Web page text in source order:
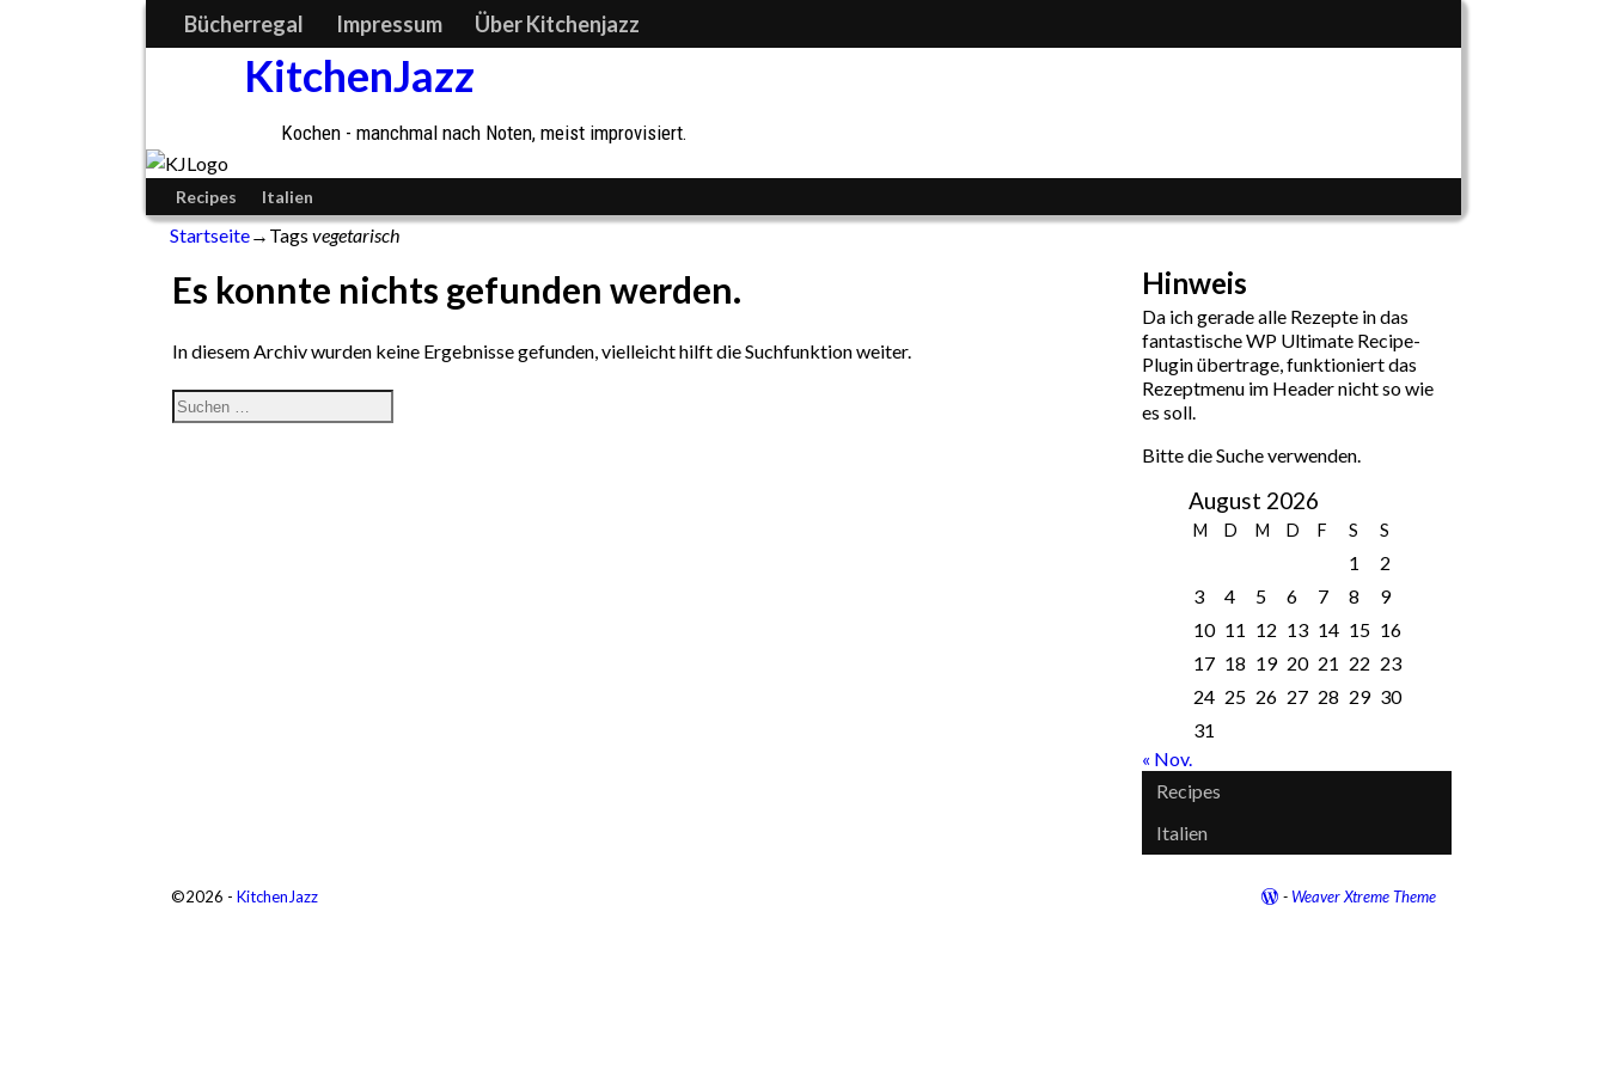
Bücherregal Impressum Über Kitchenjazz
KitchenJazz
Kochen - manchmal nach Noten, meist improvisiert.
Recipes Italien
Startseite→Tags vegetarisch
Es konnte nichts gefunden werden.
In diesem Archiv wurden keine Ergebnisse gefunden, vielleicht hilft die Suchfunktion weiter.
Hinweis
Da ich gerade alle Rezepte in das
fantastische WP Ultimate Recipe-
Plugin übertrage, funktioniert das
Rezeptmenu im Header nicht so wie
es soll.
Bitte die Suche verwenden.
August 2026
M D M D F S S
1
2
3
4 5 6 7 8
9
10 11 12 13 14 15 16
17 18 19 20 21 22 23
24 25 26 27 28 29 30
31
« Nov.
Recipes
Italien
©2026 - KitchenJazz - Weaver Xtreme Theme